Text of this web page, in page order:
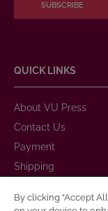
SUBSCRIBE
QUICK LINKS
About VU Press
Contact Us
Payment
Shipping
Purchase Rules
By clicking “Accept